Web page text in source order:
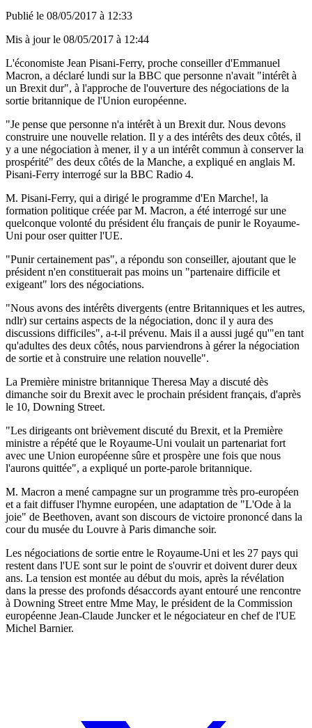
Publié le 08/05/2017 à 12:33
Mis à jour le 08/05/2017 à 12:44
L'économiste Jean Pisani-Ferry, proche conseiller d'Emmanuel
Macron, a déclaré lundi sur la BBC que personne n'avait "intérêt à
un Brexit dur", à l'approche de l'ouverture des négociations de la
sortie britannique de l'Union européenne.
"Je pense que personne n'a intérêt à un Brexit dur. Nous devons
construire une nouvelle relation. Il y a des intérêts des deux côtés, il
y a une négociation à mener, il y a un intérêt commun à conserver la
prospérité" des deux côtés de la Manche, a expliqué en anglais M.
Pisani-Ferry interrogé sur la BBC Radio 4.
M. Pisani-Ferry, qui a dirigé le programme d'En Marche!, la
formation politique créée par M. Macron, a été interrogé sur une
quelconque volonté du président élu français de punir le Royaume-
Uni pour oser quitter l'UE.
"Punir certainement pas", a répondu son conseiller, ajoutant que le
président n'en constituerait pas moins un "partenaire difficile et
exigeant" lors des négociations.
"Nous avons des intérêts divergents (entre Britanniques et les autres,
ndlr) sur certains aspects de la négociation, donc il y aura des
discussions difficiles", a-t-il prévenu. Mais il a aussi jugé qu'"en tant
qu'adultes des deux côtés, nous parviendrons à gérer la négociation
de sortie et à construire une relation nouvelle".
La Première ministre britannique Theresa May a discuté dès
dimanche soir du Brexit avec le prochain président français, d'après
le 10, Downing Street.
"Les dirigeants ont brièvement discuté du Brexit, et la Première
ministre a répété que le Royaume-Uni voulait un partenariat fort
avec une Union européenne sûre et prospère une fois que nous
l'aurons quittée", a expliqué un porte-parole britannique.
M. Macron a mené campagne sur un programme très pro-européen
et a fait diffuser l'hymne européen, une adaptation de "L'Ode à la
joie" de Beethoven, avant son discours de victoire prononcé dans la
cour du musée du Louvre à Paris dimanche soir.
Les négociations de sortie entre le Royaume-Uni et les 27 pays qui
restent dans l'UE sont sur le point de s'ouvrir et doivent durer deux
ans. La tension est montée au début du mois, après la révélation
dans la presse des profonds désaccords ayant entouré une rencontre
à Downing Street entre Mme May, le président de la Commission
européenne Jean-Claude Juncker et le négociateur en chef de l'UE
Michel Barnier.